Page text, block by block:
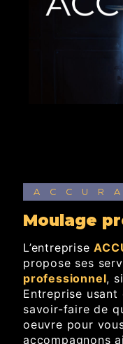
moulage
L’entreprise
propose ses
professionnel,
Entreprise usant
savoir-faire de
oeuvre pour
accompagnons